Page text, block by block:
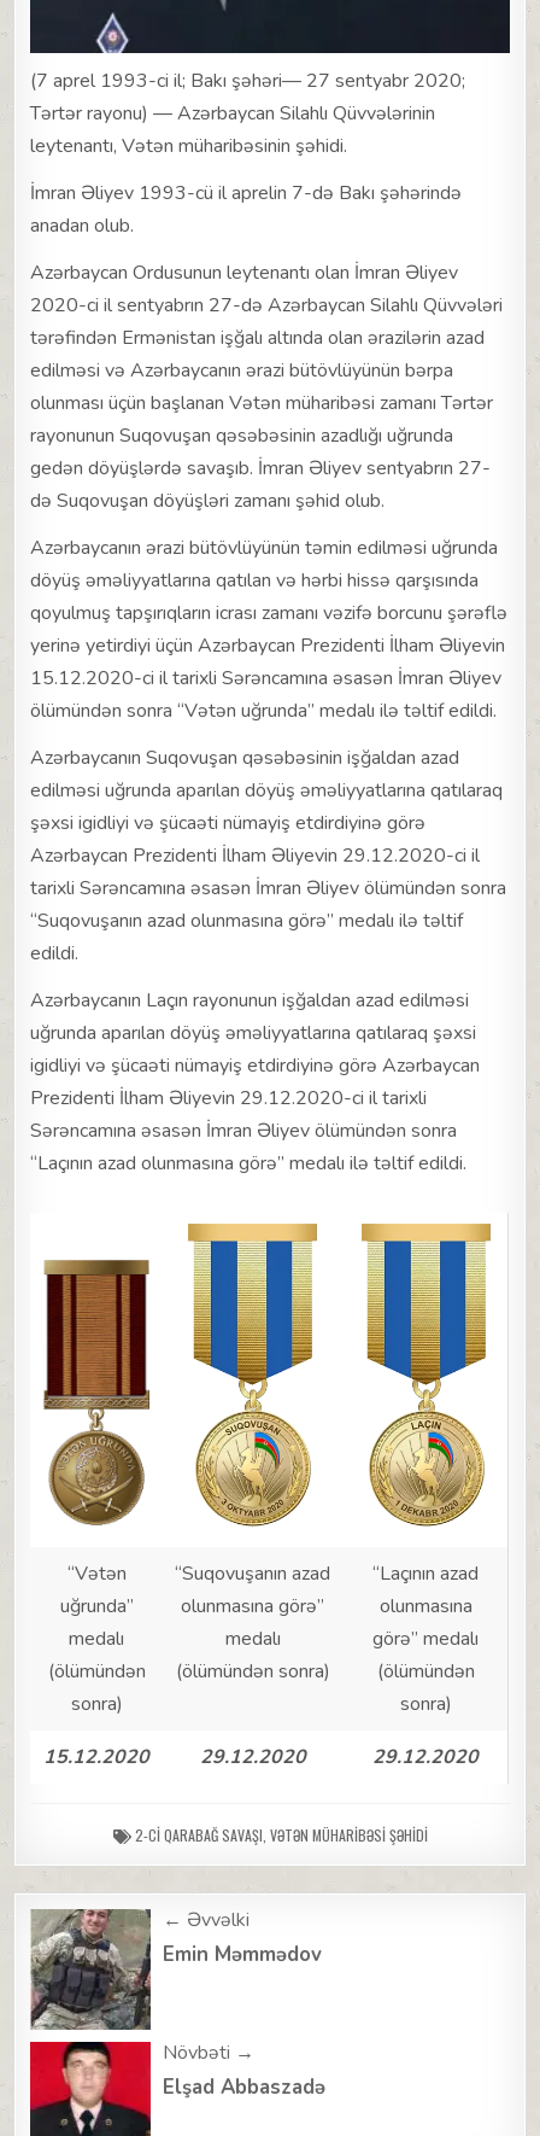
(7 aprel 1993-ci il; Bakı şəhəri— 27 sentyabr 2020;
Tərtər rayonu) — Azərbaycan Silahlı Qüvvələrinin
leytenantı, Vətən müharibəsinin şəhidi.
İmran Əliyev 1993-cü il aprelin 7-də Bakı şəhərində
anadan olub.
Azərbaycan Ordusunun leytenantı olan İmran Əliyev
2020-ci il sentyabrın 27-də Azərbaycan Silahlı Qüvvələri
tərəfindən Ermənistan işğalı altında olan ərazilərin azad
edilməsi və Azərbaycanın ərazi bütövlüyünün bərpa
olunması üçün başlanan Vətən müharibəsi zamanı Tərtər
rayonunun Suqovuşan qəsəbəsinin azadlığı uğrunda
gedən döyüşlərdə savaşıb. İmran Əliyev sentyabrın 27-
də Suqovuşan döyüşləri zamanı şəhid olub.
Azərbaycanın ərazi bütövlüyünün təmin edilməsi uğrunda
döyüş əməliyyatlarına qatılan və hərbi hissə qarşısında
qoyulmuş tapşırıqların icrası zamanı vəzifə borcunu şərəflə
yerinə yetirdiyi üçün Azərbaycan Prezidenti İlham Əliyevin
15.12.2020-ci il tarixli Sərəncamına əsasən İmran Əliyev
ölümündən sonra “Vətən uğrunda” medalı ilə təltif edildi.
Azərbaycanın Suqovuşan qəsəbəsinin işğaldan azad
edilməsi uğrunda aparılan döyüş əməliyyatlarına qatılaraq
şəxsi igidliyi və şücaəti nümayiş etdirdiyinə görə
Azərbaycan Prezidenti İlham Əliyevin 29.12.2020-ci il
tarixli Sərəncamına əsasən İmran Əliyev ölümündən sonra
“Suqovuşanın azad olunmasına görə” medalı ilə təltif
edildi.
Azərbaycanın Laçın rayonunun işğaldan azad edilməsi
uğrunda aparılan döyüş əməliyyatlarına qatılaraq şəxsi
igidliyi və şücaəti nümayiş etdirdiyinə görə Azərbaycan
Prezidenti İlham Əliyevin 29.12.2020-ci il tarixli
Sərəncamına əsasən İmran Əliyev ölümündən sonra
“Laçının azad olunmasına görə” medalı ilə təltif edildi.
“Vətən
uğrunda”
medalı
(ölümündən
sonra)
“Suqovuşanın azad
olunmasına görə”
medalı
(ölümündən sonra)
“Laçının azad
olunmasına
görə” medalı
(ölümündən
sonra)
15.12.2020
29.12.2020 29.12.2020
2-CI QARABAĞ SAVAŞI VƏTƏN MÜHARIBƏSI ŞƏHIDI
Post
navigation
← Əvvəlki
Emin Məmmədov
Növbəti →
Elşad Abbaszadə